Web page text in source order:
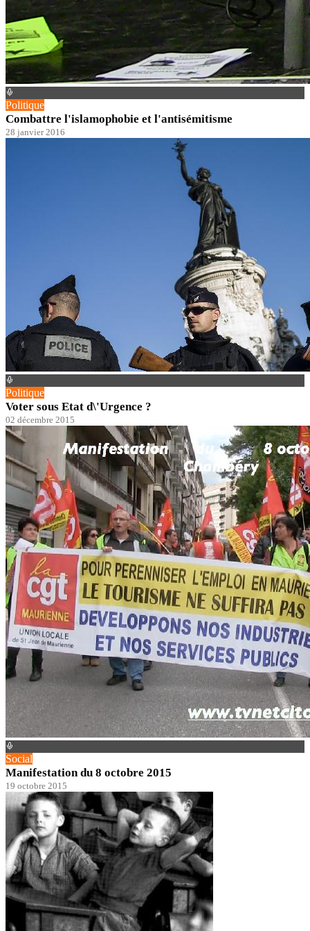
Politique
Combattre l'islamophobie et l'antisémitisme
28 janvier 2016
Politique
Voter sous Etat d\'Urgence ?
02 décembre 2015
Social
Manifestation du 8 octobre 2015
19 octobre 2015